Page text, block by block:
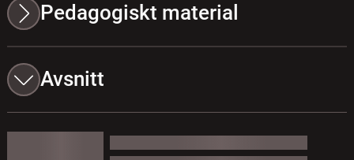
Pedagogiskt material
Avsnitt